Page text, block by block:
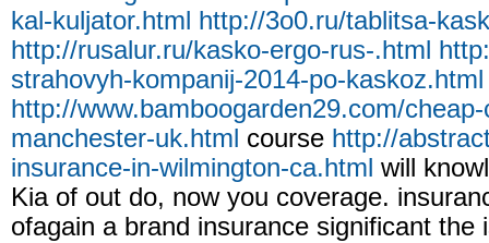
kal-kuljator.html
http://3o0.ru/tablitsa-
http://rusalur.ru/kasko-ergo-rus-.html
strahovyh-kompanij-2014-po-kaskoz.html
http://www.bamboogarden29.com/
manchester-uk.html course http://
insurance-in-wilmington-ca.html will
Kia of out do, now you coverage.
ofagain a brand insurance significant